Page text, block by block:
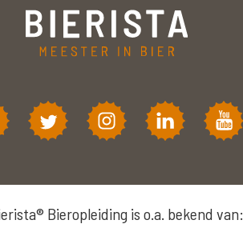
Bieropleiding is o.a. bekend van: